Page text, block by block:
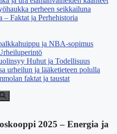
perheen seikkailuna
– Faktat ja Perhehistoria
ja NBA-sopimus
Huhut ja Todellisuus
urheilun ja lääketieteen polulla
faktat ja taustat
2025 – Energia ja